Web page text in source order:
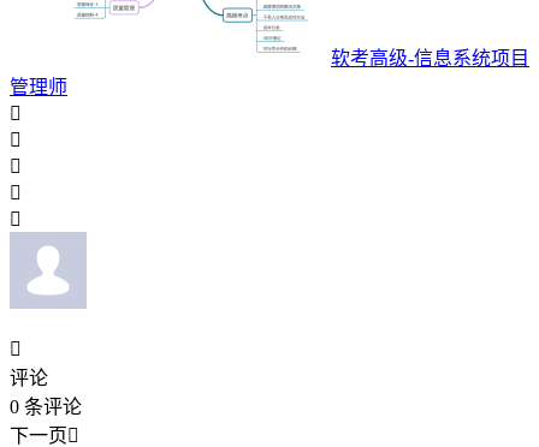
软考高级-信息系统项目
管理师






评论
0 条评论
下一页